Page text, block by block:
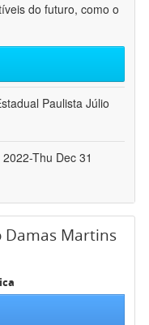
do futuro, como o
Paulista Júlio
Thu Dec 31
Damas Martins